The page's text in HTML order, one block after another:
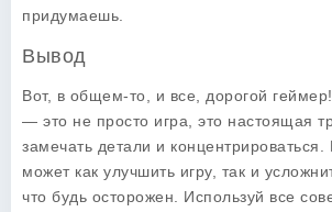
придумаешь.
Вывод
Вот, в общем-то, и все, дорогой
— это не просто игра, это настоящая
замечать детали и
может как улучшить игру, так и
что будь осторожен. Используй все